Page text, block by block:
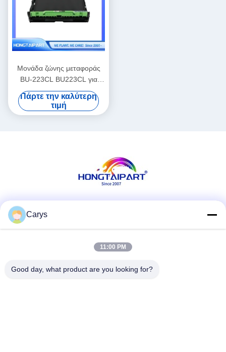
Μονάδα ζώνης μεταφοράς
BU-223CL BU223CL για
Brother HL-L3210CW HL-
L3230CDW HL-L3270CDW
HL-L3290CDW MFC-
Πάρτε την καλύτερη
τιμή
Carys
11:00 PM
Good day, what product are you looking for?